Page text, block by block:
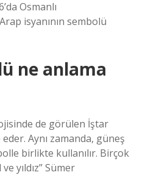
Osmanlı
isyanının sembolü
ne anlama
de görülen İştar
Aynı zamanda, güneş
birlikte kullanılır. Birçok
yıldız” Sümer